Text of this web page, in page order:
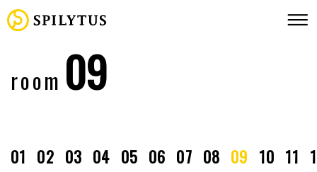
room 09
01 02 03 04 05 06 07 08 09 10 11